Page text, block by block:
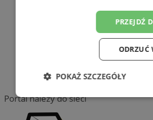
Tworzenie stron
Wodzisław Śląski
reklama
Portal należy do sieci
PRZEJDŹ
ODRZUĆ
POKAŻ SZCZEGÓŁY
Niezbędne